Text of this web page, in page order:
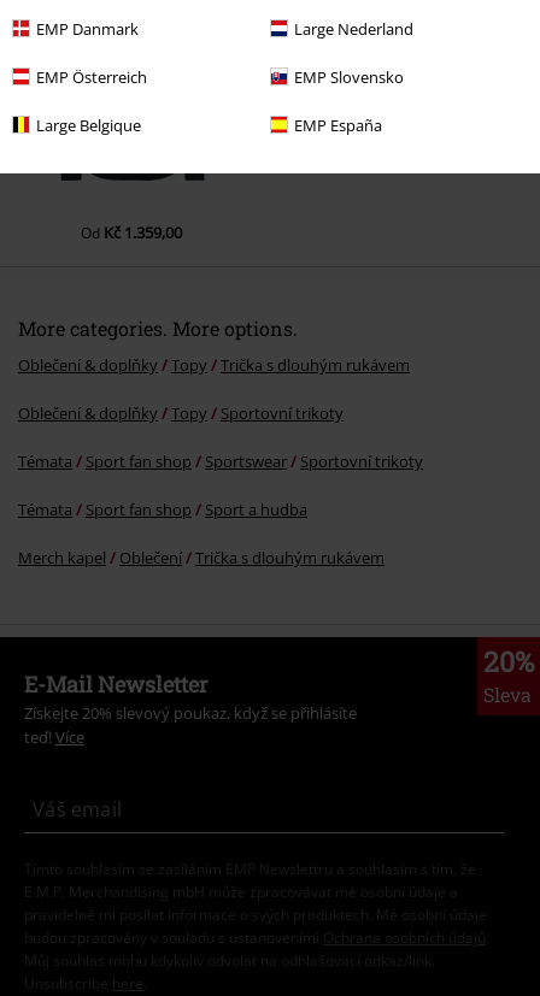
EMP Danmark Large Nederland
EMP Österreich EMP Slovensko
Large Belgique EMP España
Od Kč 1.359,00
More categories. More options.
Oblečení & doplňky Topy Trička s dlouhým rukávem
Oblečení & doplňky Topy Sportovní trikoty
Témata Sport fan shop Sportswear Sportovní trikoty
Témata Sport fan shop Sport a hudba
Merch kapel Oblečení Trička s dlouhým rukávem
20%
Sleva
E-Mail Newsletter
Získejte 20% slevový poukaz, když se přihlásíte
teď! Více
Tímto souhlasím se zasíláním EMP Newslettru a souhlasím s tím, že
E.M.P. Merchandising mbH může zpracovávat mé osobní údaje a
pravidelně mi posílat informace o svých produktech. Mé osobní údaje
budou zpracovány v souladu s ustanoveními
Ochrana osobních údajů
Můj souhlas mohu kdykoliv odvolat na odhlašovací odkaz/link.
Unsubscribe here